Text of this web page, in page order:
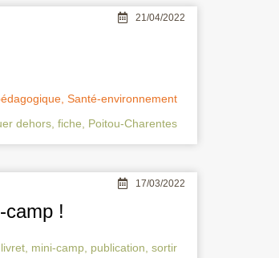
21/04/2022
, Santé-environnement
dehors, fiche Poitou-Charentes
17/03/2022
camp !
livret, mini-camp, publication sortir